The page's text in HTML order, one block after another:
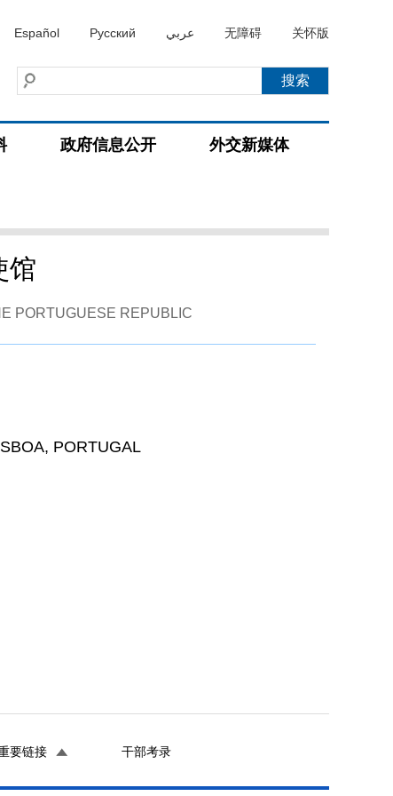
Español Русский عربي 无障碍 关怀版
政府信息公开 外交新媒体
馆
PORTUGUESE REPUBLIC
PORTUGAL
要链接 干部考录